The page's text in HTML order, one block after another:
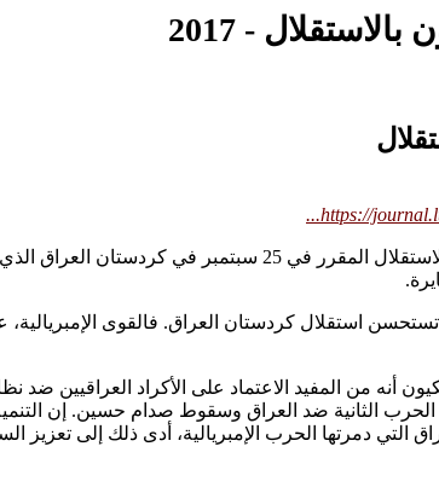
- 2017
https://
استقلال كردستان العراق. فالقوى الإمبريالية،
أنه من المفيد الاعتماد على الأكراد
ليتم تشكيله رسميا في عام 2005، بعد عامين من بدء الحرب الثانية ضد العراق
دمرتها الحرب الإمبريالية، أدى ذلك إلى تعزيز